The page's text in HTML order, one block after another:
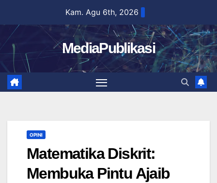
content
Kam. Agu 6th, 2026
MediaPublikasi
OPINI
Matematika Diskrit:
Membuka Pintu Ajaib